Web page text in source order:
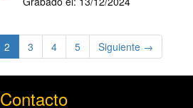
2(current)
3 4 5 Siguiente →
Contacto